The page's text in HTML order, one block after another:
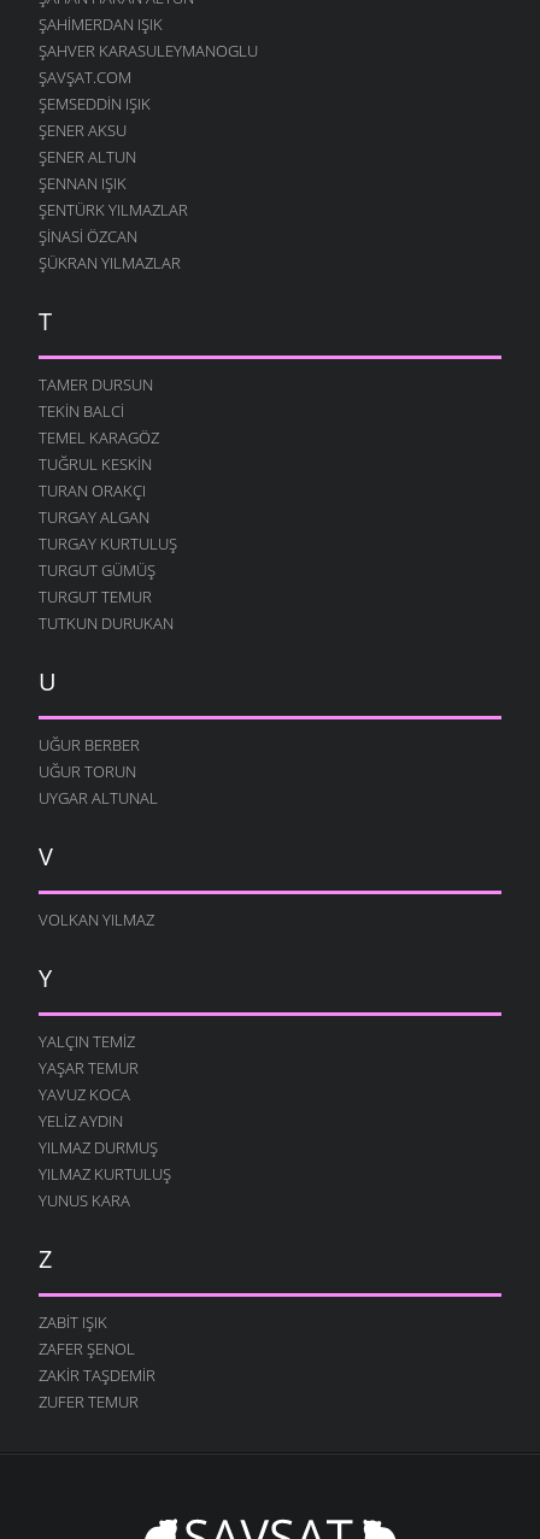
ŞAHIMERDAN IŞIK
ŞAHVER KARASULEYMANOGLU
ŞAVŞAT.COM
ŞEMSEDDIN IŞIK
ŞENER AKSU
ŞENER ALTUN
ŞENNAN IŞIK
ŞENTÜRK YILMAZLAR
ŞINASI ÖZCAN
ŞÜKRAN YILMAZLAR
T
TAMER DURSUN
TEKIN BALCI
TEMEL KARAGÖZ
TUĞRUL KESKIN
TURAN ORAKÇI
TURGAY ALGAN
TURGAY KURTULUŞ
TURGUT GÜMÜŞ
TURGUT TEMUR
TUTKUN DURUKAN
U
UĞUR BERBER
UĞUR TORUN
UYGAR ALTUNAL
V
VOLKAN YILMAZ
Y
YALÇIN TEMIZ
YAŞAR TEMUR
YAVUZ KOCA
YELIZ AYDIN
YILMAZ DURMUŞ
YILMAZ KURTULUŞ
YUNUS KARA
Z
ZABIT IŞIK
ZAFER ŞENOL
ZAKIR TAŞDEMIR
ZUFER TEMUR